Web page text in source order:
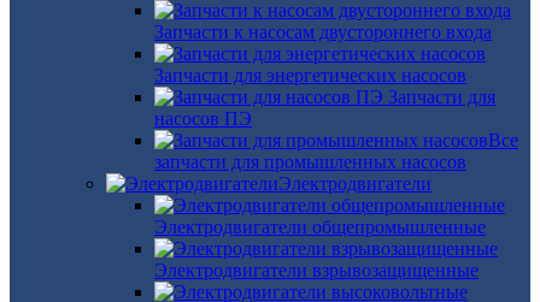
Запчасти к насосам двустороннего входа
Запчасти для энергетических насосов
Запчасти для
насосов ПЭ
Все
запчасти для промышленных насосов
Электродвигатели
Электродвигатели общепромышленные
Электродвигатели взрывозащищенные